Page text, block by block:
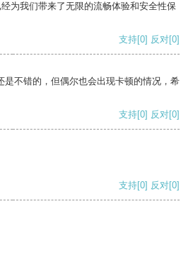
为我们带来了无限的流畅体验和安全性保
支持[0] 反对[0]
是不错的，但偶尔也会出现卡顿的情况，希
支持[0] 反对[0]
支持[0] 反对[0]